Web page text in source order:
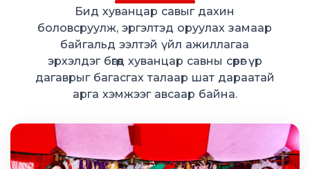
Бид хуванцар савыг дахин
боловсруулж, эргэлтэд оруулах замаар
байгальд ээлтэй үйл ажиллагаа
эрхэлдэг бөгөөд хуванцар савны сөрөг үр
дагаврыг багасгах талаар шат дараатай
арга хэмжээг авсаар байна.